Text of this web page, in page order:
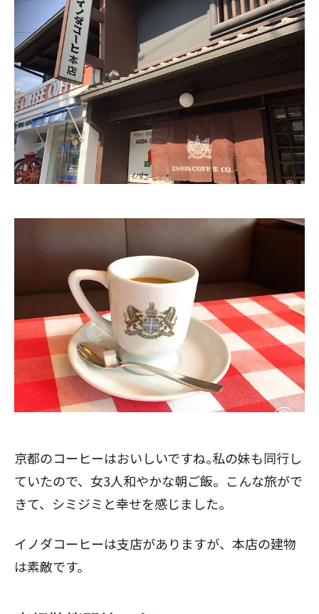
京都のコーヒーはおいしいですね｡私の妹も同行し
ていたので、女3人和やかな朝ご飯。こんな旅がで
きて、シミジミと幸せを感じました｡
イノダコーヒーは支店がありますが、本店の建物
は素敵です。